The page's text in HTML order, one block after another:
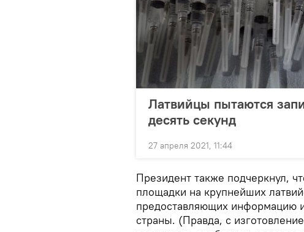
Латвийцы пытаются
десять секунд
27 апреля 2021, 11:44
Президент также подчеркнул,
площадки на крупнейших
предоставляющих информацию
страны. (Правда, с